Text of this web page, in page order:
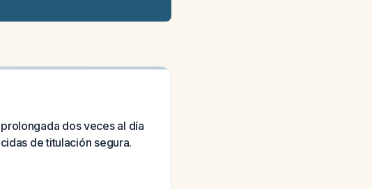
dos veces al día
de titulación segura.